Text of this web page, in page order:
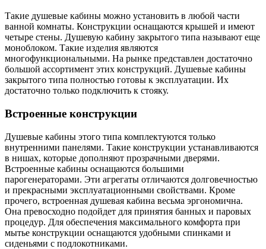
Такие душевые кабины можно установить в любой части
ванной комнаты. Конструкции оснащаются крышей и имеют
четыре стены. Душевую кабину закрытого типа называют еще
моноблоком. Такие изделия являются
многофункциональными. На рынке представлен достаточно
большой ассортимент этих конструкций. Душевые кабины
закрытого типа полностью готовы к эксплуатации. Их
достаточно только подключить к стояку.
Встроенные конструкции
Душевые кабины этого типа комплектуются только
внутренними панелями. Такие конструкции устанавливаются
в нишах, которые дополняют прозрачными дверями.
Встроенные кабины оснащаются большими
парогенераторами. Эти агрегаты отличаются долговечностью
и прекрасными эксплуатационными свойствами. Кроме
прочего, встроенная душевая кабина весьма эргономична.
Она превосходно подойдет для принятия банных и паровых
процедур. Для обеспечения максимального комфорта при
мытье конструкции оснащаются удобными спинками и
сиденьями с подлокотниками.